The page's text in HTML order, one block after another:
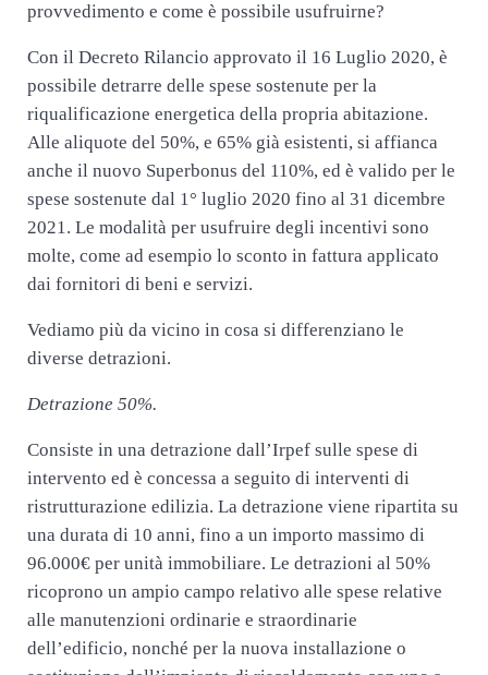
provvedimento e come è possibile usufruirne?
Con il Decreto Rilancio approvato il 16 Luglio 2020, è
possibile detrarre delle spese sostenute per la
riqualificazione energetica della propria abitazione.
Alle aliquote del 50%, e 65% già esistenti, si affianca
anche il nuovo Superbonus del 110%, ed è valido per le
spese sostenute dal 1° luglio 2020 fino al 31 dicembre
2021. Le modalità per usufruire degli incentivi sono
molte, come ad esempio lo sconto in fattura applicato
dai fornitori di beni e servizi.
Vediamo più da vicino in cosa si differenziano le
diverse detrazioni.
Detrazione 50%.
Consiste in una detrazione dall’Irpef sulle spese di
intervento ed è concessa a seguito di interventi di
ristrutturazione edilizia. La detrazione viene ripartita su
una durata di 10 anni, fino a un importo massimo di
96.000€ per unità immobiliare. Le detrazioni al 50%
ricoprono un ampio campo relativo alle spese relative
alle manutenzioni ordinarie e straordinarie
dell’edificio, nonché per la nuova installazione o